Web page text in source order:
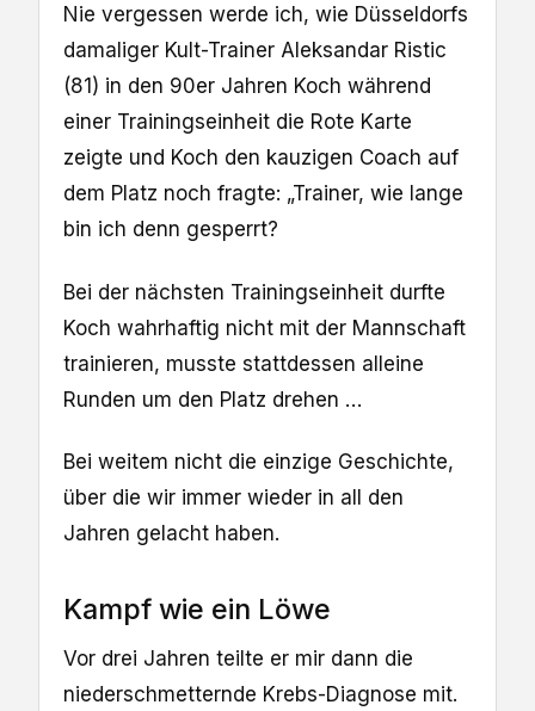
Nie vergessen werde ich, wie Düsseldorfs
damaliger Kult-Trainer Aleksandar Ristic
(81) in den 90er Jahren Koch während
einer Trainingseinheit die Rote Karte
zeigte und Koch den kauzigen Coach auf
dem Platz noch fragte: „Trainer, wie lange
bin ich denn gesperrt?
Bei der nächsten Trainingseinheit durfte
Koch wahrhaftig nicht mit der Mannschaft
trainieren, musste stattdessen alleine
Runden um den Platz drehen …
Bei weitem nicht die einzige Geschichte,
über die wir immer wieder in all den
Jahren gelacht haben.
Kampf wie ein Löwe
Vor drei Jahren teilte er mir dann die
niederschmetternde Krebs-Diagnose mit.